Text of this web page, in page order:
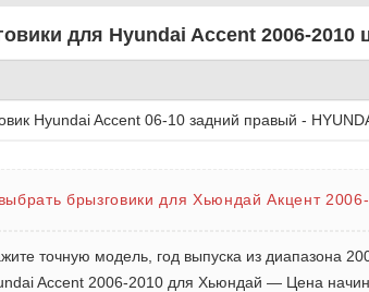
для Hyundai Accent 2006-2010
Hyundai Accent 06-10 задний правый -
брызговики для Хьюндай Акцент
точную модель, год выпуска из диапазона
Accent 2006-2010 для Хьюндай — Цена